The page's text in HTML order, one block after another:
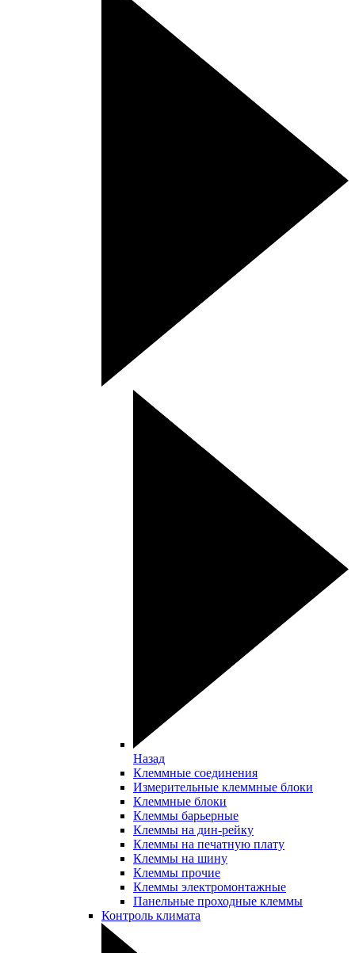
Назад
Клеммные соединения
Измерительные клеммные блоки
Клеммные блоки
Клеммы барьерные
Клеммы на дин-рейку
Клеммы на печатную плату
Клеммы на шину
Клеммы прочие
Клеммы электромонтажные
Панельные проходные клеммы
Контроль климата